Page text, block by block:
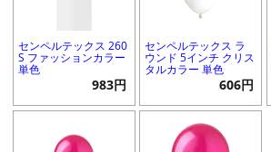
センペルテックス 260
S ファッションカラー
単色
983円
センペルテックス ラ
ウンド 5インチ クリス
タルカラー 単色
606円